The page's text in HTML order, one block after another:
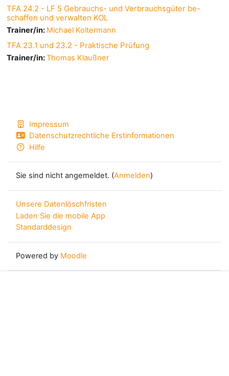
TFA 24.2 - LF 5 Gebrauchs- und Verbrauchsgüter be-
schaffen und verwalten KOL
Trainer/in: Michael Koltermann
TFA 23.1 und 23.2 - Praktische Prüfung
Trainer/in:Thomas Klaußner
Impressum
Datenschutzrechtliche Erstinformationen
Hilfe
Sie sind nicht angemeldet. (Anmelden)
Unsere Datenlöschfristen
Laden Sie die mobile App
Standarddesign
Powered by Moodle